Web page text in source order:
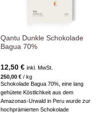
Qantu Dunkle Schokolade
Bagua 70%
12,50 € inkl. MwSt.
250,00 €/ kg
Schokolade Bagua 70%, eine lang
gehütete Köstlichkeit aus dem
Amazonas-Urwald in Peru wurde zur
hochprämierten Schokolade